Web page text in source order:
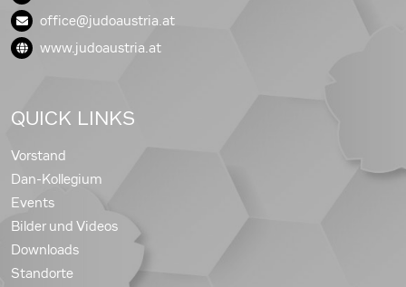
office@judoaustria.at
www.judoaustria.at
QUICK LINKS
Vorstand
Dan-Kollegium
Events
Bilder und Videos
Downloads
Standorte